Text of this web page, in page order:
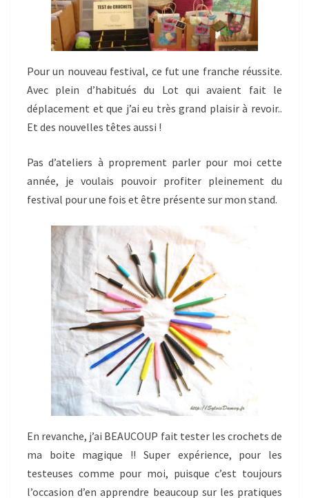
Pour un nouveau festival, ce fut une franche réussite.
Avec plein d’habitués du Lot qui avaient fait le
déplacement et que j’ai eu très grand plaisir à revoir..
Et des nouvelles têtes aussi !
Pas d’ateliers à proprement parler pour moi cette
année, je voulais pouvoir profiter pleinement du
festival pour une fois et être présente sur mon stand.
En revanche, j’ai BEAUCOUP fait tester les crochets de
ma boite magique !! Super expérience, pour les
testeuses comme pour moi, puisque c’est toujours
l’occasion d’en apprendre beaucoup sur les pratiques